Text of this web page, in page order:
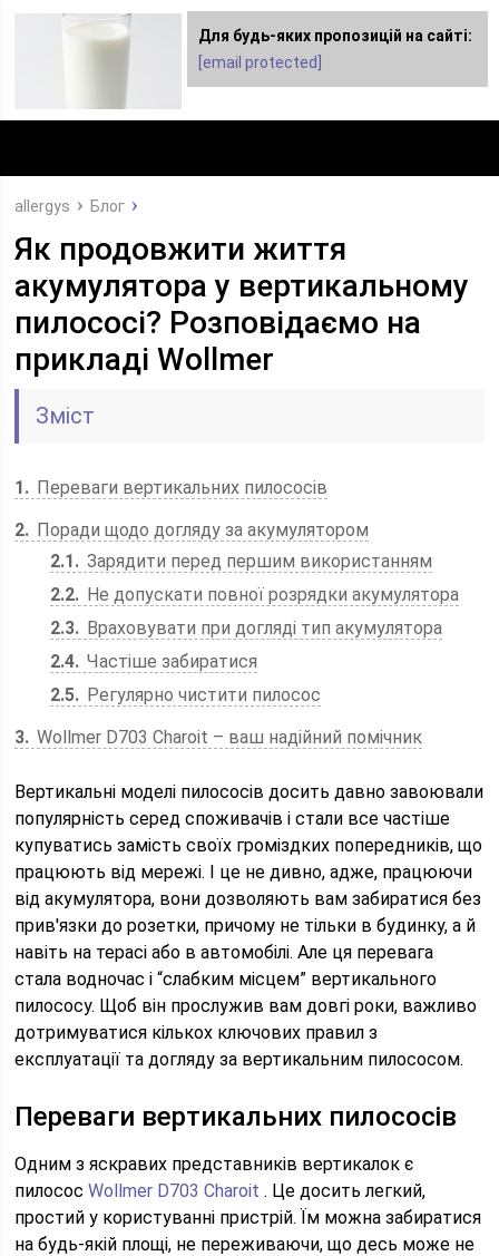
allergys Блог
Як продовжити життя
акумулятора у вертикальному
пилососі? Розповідаємо на
прикладі Wollmer
Зміст
1
Переваги вертикальних пилососів
2
Поради щодо догляду за акумулятором
2.1
Зарядити перед першим використанням
2.2
Не допускати повної розрядки акумулятора
2.3
Враховувати при догляді тип акумулятора
2.4 Частіше забиратися
2.5
Регулярно чистити пилосос
3 Wollmer D703 Charoit – ваш надійний помічник
Вертикальні моделі пилососів досить давно завоювали
популярність серед споживачів і стали все частіше
купуватись замість своїх громіздких попередників, що
працюють від мережі. І це не дивно, адже, працюючи
від акумулятора, вони дозволяють вам забиратися без
прив'язки до розетки, причому не тільки в будинку, а й
навіть на терасі або в автомобілі. Але ця перевага
стала водночас і “слабким місцем” вертикального
пилососу. Щоб він прослужив вам довгі роки, важливо
дотримуватися кількох ключових правил з
експлуатації та догляду за вертикальним пилососом.
Переваги вертикальних пилососів
Одним з яскравих представників вертикалок є
пилососWollmer D703 Charoit . Це досить легкий,
простий у користуванні пристрій. Їм можна забиратися
на будь-якій площі, не переживаючи, що десь може не
Для будь-яких пропозицій на сайті:
[email protected]
Для любых предложений по сайту:
dimashclub@cp9.ru